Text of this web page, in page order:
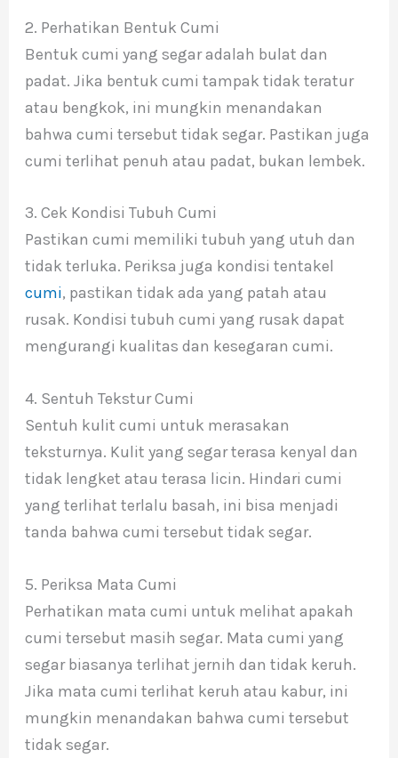
2. Perhatikan Bentuk Cumi
Bentuk cumi yang segar adalah bulat dan
padat. Jika bentuk cumi tampak tidak teratur
atau bengkok, ini mungkin menandakan
bahwa cumi tersebut tidak segar. Pastikan juga
cumi terlihat penuh atau padat, bukan lembek.
3. Cek Kondisi Tubuh Cumi
Pastikan cumi memiliki tubuh yang utuh dan
tidak terluka. Periksa juga kondisi tentakel
cumi, pastikan tidak ada yang patah atau
rusak. Kondisi tubuh cumi yang rusak dapat
mengurangi kualitas dan kesegaran cumi.
4. Sentuh Tekstur Cumi
Sentuh kulit cumi untuk merasakan
teksturnya. Kulit yang segar terasa kenyal dan
tidak lengket atau terasa licin. Hindari cumi
yang terlihat terlalu basah, ini bisa menjadi
tanda bahwa cumi tersebut tidak segar.
5. Periksa Mata Cumi
Perhatikan mata cumi untuk melihat apakah
cumi tersebut masih segar. Mata cumi yang
segar biasanya terlihat jernih dan tidak keruh.
Jika mata cumi terlihat keruh atau kabur, ini
mungkin menandakan bahwa cumi tersebut
tidak segar.